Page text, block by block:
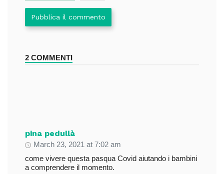
Pubblica il commento
2 COMMENTI
pina pedullà
March 23, 2021 at 7:02 am
come vivere questa pasqua Covid aiutando i bambini
a comprendere il momento.